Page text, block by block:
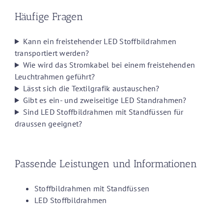
Häufige Fragen
Kann ein freistehender LED Stoffbildrahmen
transportiert werden?
Wie wird das Stromkabel bei einem freistehenden
Leuchtrahmen geführt?
Lässt sich die Textilgrafik austauschen?
Gibt es ein- und zweiseitige LED Standrahmen?
Sind LED Stoffbildrahmen mit Standfüssen für
draussen geeignet?
Passende Leistungen und Informationen
Stoffbildrahmen mit Standfüssen
LED Stoffbildrahmen